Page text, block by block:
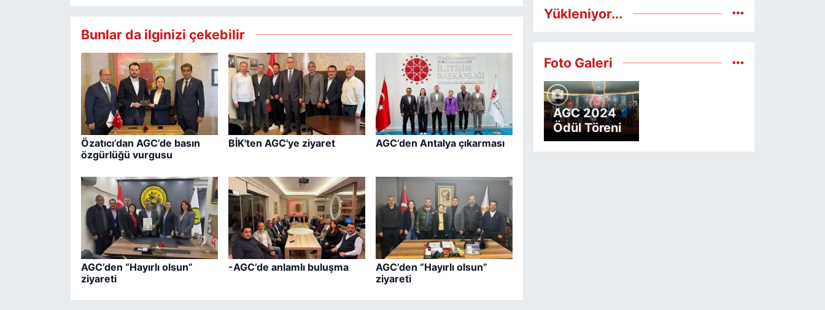
Bunlar da ilginizi çekebilir
Özatıcı’dan AGC’de basın
özgürlüğü vurgusu
BİK'ten AGC'ye ziyaret AGC’den Antalya çıkarması
AGC’den “Hayırlı olsun”
ziyareti
-AGC’de anlamlı buluşma
AGC’den “Hayırlı olsun”
ziyareti
Yükleniyor...
Foto Galeri
AGC 2024
Ödül Töreni